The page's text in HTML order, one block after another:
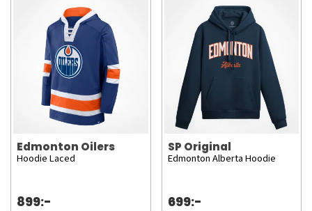
Edmonton Oilers
Hoodie Laced
899:-
SP Original
Edmonton Alberta Hoodie
699:-